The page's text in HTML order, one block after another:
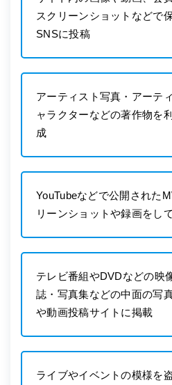
スクリーンショットなどで
SNSに投稿
アーティスト写真・アーテ
ャラクターなどの著作物を
成
YouTubeなどで公開された
リーンショットや録画をし
テレビ番組やDVDなどの映
誌・写真集などの中面の写
や動画投稿サイトに掲載
ライブやイベントの模様を